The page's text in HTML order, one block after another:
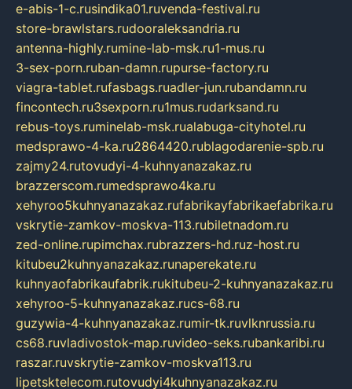
e-abis-1-c.rusindika01.ruvenda-festival.ru
store-brawlstars.rudooraleksandria.ru
antenna-highly.rumine-lab-msk.ru1-mus.ru
3-sex-porn.ruban-damn.rupurse-factory.ru
viagra-tablet.rufasbags.ruadler-jun.rubandamn.ru
fincontech.ru3sexporn.ru1mus.rudarksand.ru
rebus-toys.ruminelab-msk.rualabuga-cityhotel.ru
medsprawo-4-ka.ru2864420.rublagodarenie-spb.ru
zajmy24.rutovudyi-4-kuhnyanazakaz.ru
brazzerscom.rumedsprawo4ka.ru
xehyroo5kuhnyanazakaz.rufabrikayfabrikaefabrika.ru
vskrytie-zamkov-moskva-113.rubiletnadom.ru
zed-online.rupimchax.rubrazzers-hd.ruz-host.ru
kitubeu2kuhnyanazakaz.runaperekate.ru
kuhnyaofabrikaufabrik.rukitubeu-2-kuhnyanazakaz.ru
xehyroo-5-kuhnyanazakaz.rucs-68.ru
guzywia-4-kuhnyanazakaz.rumir-tk.ruvlknrussia.ru
cs68.ruvladivostok-map.ruvideo-seks.rubankaribi.ru
raszar.ruvskrytie-zamkov-moskva113.ru
lipetsktelecom.rutovudyi4kuhnyanazakaz.ru